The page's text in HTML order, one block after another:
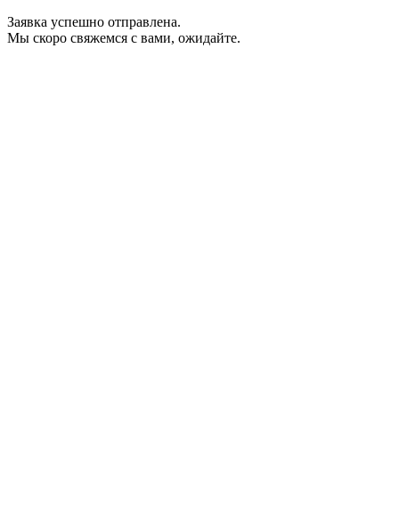
Заявка успешно отправлена.
Мы скоро свяжемся с вами, ожидайте.